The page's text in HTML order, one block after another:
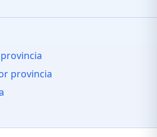
provincia